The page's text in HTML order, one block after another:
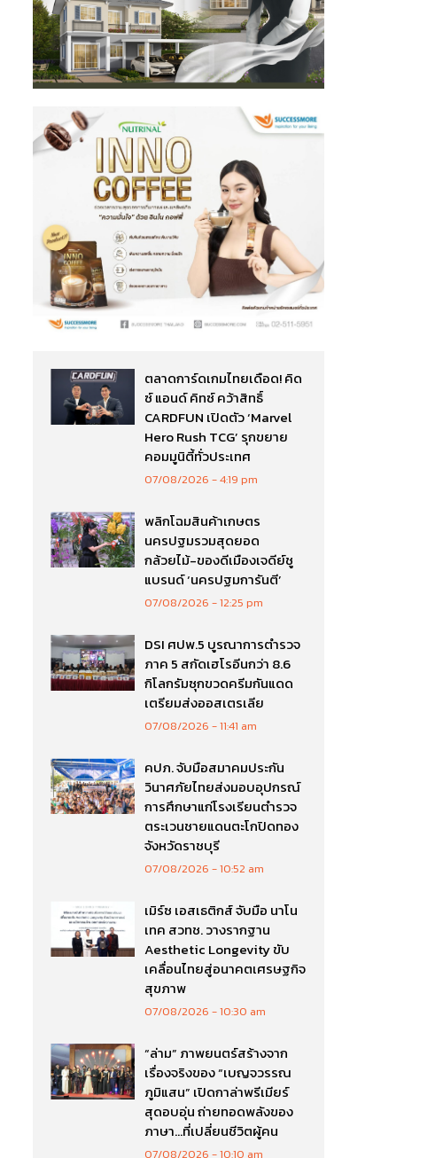
ตลาดการ์ดเกมไทยเดือด! คิด
ซ์ แอนด์ คิทซ์ คว้าสิทธิ์
CARDFUN เปิดตัว ‘Marvel
Hero Rush TCG’ รุกขยาย
คอมมูนิตี้ทั่วประเทศ
07/08/2026 4:19 pm
พลิกโฉมสินค้าเกษตร
นครปฐมรวมสุดยอด
กล้วยไม้-ของดีเมืองเจดีย์ชู
แบรนด์ ‘นครปฐมการันตี’
07/08/2026 12:25 pm
DSI ศปพ.5 บูรณาการตำรวจ
ภาค 5 สกัดเฮโรอีนกว่า 8.6
กิโลกรัมซุกขวดครีมกันแดด
เตรียมส่งออสเตรเลีย
07/08/2026 11:41 am
คปภ. จับมือสมาคมประกัน
วินาศภัยไทยส่งมอบอุปกรณ์
การศึกษาแก่โรงเรียนตำรวจ
ตระเวนชายแดนตะโกปิดทอง
จังหวัดราชบุรี
07/08/2026 10:52 am
เมิร์ซ เอสเธติกส์ จับมือ นาโน
เทค สวทช. วางรากฐาน
Aesthetic Longevity ขับ
เคลื่อนไทยสู่อนาคตเศรษฐกิจ
สุขภาพ
07/08/2026 10:30 am
“ล่าม” ภาพยนตร์สร้างจาก
เรื่องจริงของ “เบญจวรรณ
ภูมิแสน” เปิดกาล่าพรีเมียร์
สุดอบอุ่น ถ่ายทอดพลังของ
ภาษา…ที่เปลี่ยนชีวิตผู้คน
07/08/2026 10:10 am